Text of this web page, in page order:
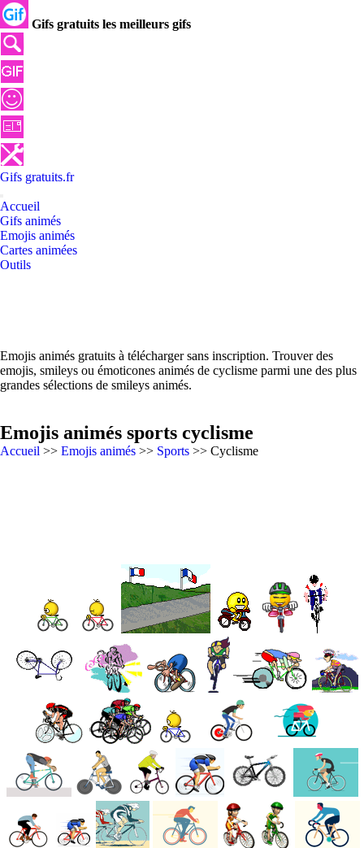
Gifs gratuits les meilleurs gifs
Gifs gratuits.fr
Accueil
Gifs animés
Emojis animés
Cartes animées
Outils
Emojis animés gratuits à télécharger sans inscription. Trouver des
emojis, smileys ou émoticones animés de cyclisme parmi une des plus
grandes sélections de smileys animés.
Emojis animés sports cyclisme
Accueil >> Emojis animés >> Sports >> Cyclisme